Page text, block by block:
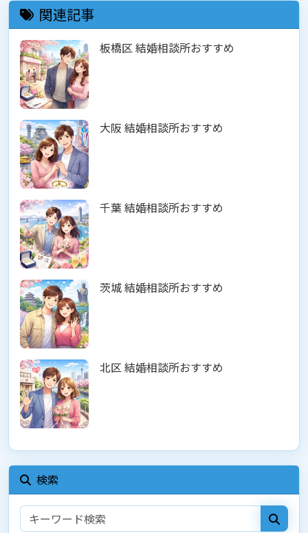
関連記事
板橋区 結婚相談所おすすめ
大阪 結婚相談所おすすめ
千葉 結婚相談所おすすめ
茨城 結婚相談所おすすめ
北区 結婚相談所おすすめ
検索